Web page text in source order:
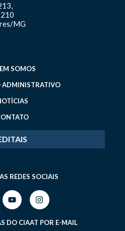
MG
SOMOS
ADMINISTRATIVO
REDES SOCIAIS
DO CIAAT POR E-MAIL